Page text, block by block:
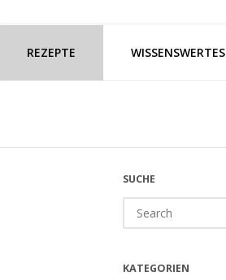
REZEPTE WISSENSWERTES
SUCHE
for:
KATEGORIEN